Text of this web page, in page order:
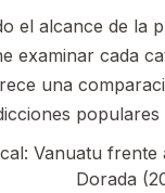
el alcance de la
examinar cada
una
Vanuatu
Dorada